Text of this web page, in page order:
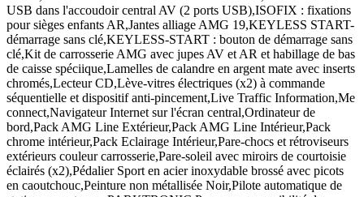
USB dans l'accoudoir central AV (2 ports USB),ISOFIX : fixations
pour sièges enfants AR,Jantes alliage AMG 19,KEYLESS START-
démarrage sans clé,KEYLESS-START : bouton de démarrage sans
clé,Kit de carrosserie AMG avec jupes AV et AR et habillage de bas
de caisse spéciique,Lamelles de calandre en argent mate avec inserts
chromés,Lecteur CD,Lève-vitres électriques (x2) à commande
séquentielle et dispositif anti-pincement,Live Traffic Information,Me
connect,Navigateur Internet sur l'écran central,Ordinateur de
bord,Pack AMG Line Extérieur,Pack AMG Line Intérieur,Pack
chrome intérieur,Pack Eclairage Intérieur,Pare-chocs et rétroviseurs
extérieurs couleur carrosserie,Pare-soleil avec miroirs de courtoisie
éclairés (x2),Pédalier Sport en acier inoxydable brossé avec picots
en caoutchouc,Peinture non métallisée Noir,Pilote automatique de